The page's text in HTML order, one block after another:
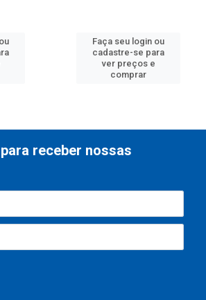
Faça seu login ou
cadastre-se para
ver preços e
comprar
receber nossas